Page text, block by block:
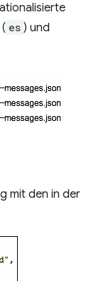
es ) und
mit den in der